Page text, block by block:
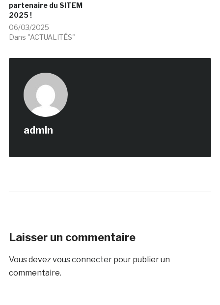
partenaire du SITEM
2025 !
06/03/2025
Dans "ACTUALITÉS"
admin
Laisser un commentaire
Vous devez vous connecterpour publier un
commentaire.